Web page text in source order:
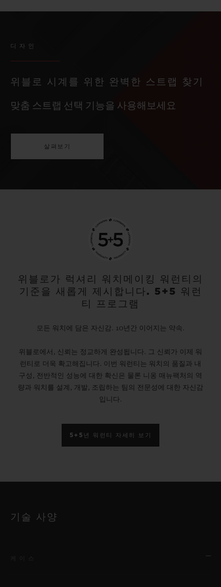
디자인
위블로 시계를 위한 완벽한 스트랩 찾기
맞춤 스트랩 선택 기능을 사용해보세요
살펴보기
위블로가 럭셔리 워치메이킹 워런티의
기준을 새롭게 제시합니다. 5+5 워런
티 프로그램
모든 워치에 담은 자신감. 10년간 이어지는 약속.
위블로에서, 신뢰는 정교하게 완성됩니다. 그 신뢰가 이제 워
런티로 더욱 확고해집니다. 이번 워런티는 워치의 품질과 내
구성, 전반적인 성능에 대한 확신은 물론 니옹 매뉴팩처의 역
량과 워치를 설계, 개발, 조립하는 팀의 전문성에 대한 자신감
입니다.
5+5년 워런티 자세히 보기
기술 사양